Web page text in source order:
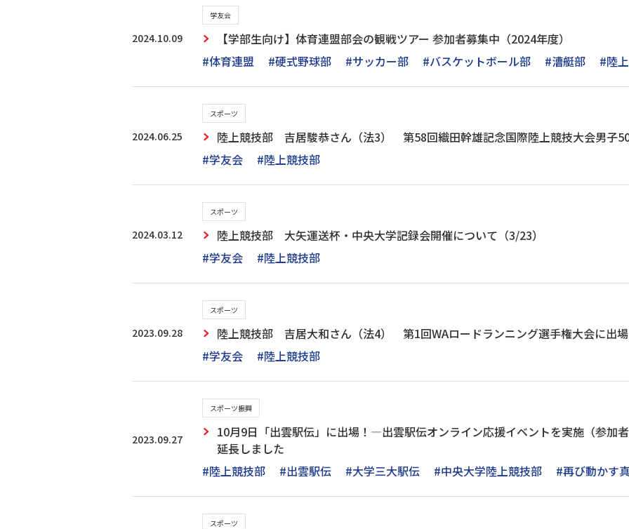
2024.10.09
学友会
【学部生向け】体育連盟部会の観戦ツアー 参加者募集中（2024年度）
#体育連盟
#硬式野球部 #サッカー部 #バスケットボール部 #漕艇部 #陸
2024.06.25
スポーツ
陸上競技部 吉居駿恭さん（法3） 第58回織田幹雄記念国際陸上競技大会男子
#学友会
#陸上競技部
2024.03.12
スポーツ
陸上競技部 大矢運送杯・中央大学記録会開催について（3/23）
#学友会
#陸上競技部
2023.09.28
スポーツ
陸上競技部 吉居大和さん（法4） 第1回WAロードランニング選手権大会に出場
#学友会
#陸上競技部
2023.09.27
スポーツ振興
10月9日「出雲駅伝」に出場！―出雲駅伝オンライン応援イベントを実施（参
延長しました
#陸上競技部
#出雲駅伝 #大学三大駅伝 #中央大学陸上競技部 #再び動かす
スポーツ